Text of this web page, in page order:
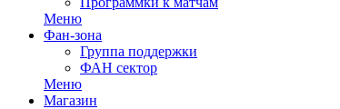
Меню
Фан-зона
Группа поддержки
ФАН сектор
Меню
Магазин